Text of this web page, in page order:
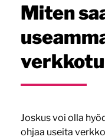
Miten
Joskus voi olla
ohjaa useita